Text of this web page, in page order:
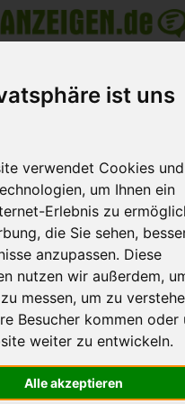
ist uns
verwendet Cookies und
um Ihnen ein
Erlebnis zu
die Sie sehen,
anzupassen. Diese
nutzen wir außerdem,
messen, um zu
Besucher kommen oder
weiter zu entwickeln.
Alle akzeptieren
kostenlose Anzeige
aufgeben
>Sie sucht Ihn>Bist
ist nicht mehr verfügbar!
oder wurde vom Inserenten
, schöne Frau .